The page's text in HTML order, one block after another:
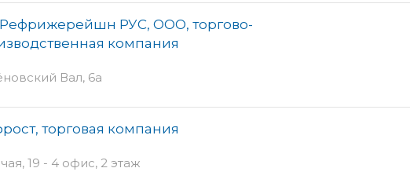
РУС, ООО, торгово-
компания
Вал, 6а
торговая компания
19 - 4 офис, 2 этаж